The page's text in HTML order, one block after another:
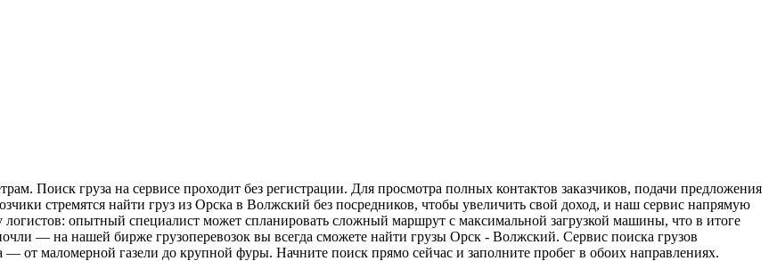
Поиск груза на сервисе проходит без регистрации. Для просмотра полных контактов заказчиков, подачи предложения
стремятся найти груз из Орска в Волжский без посредников, чтобы увеличить свой доход, и наш сервис напрямую
логистов: опытный специалист может спланировать сложный маршрут с максимальной загрузкой машины, что в итоге
— на нашей бирже грузоперевозок вы всегда сможете найти грузы Орск - Волжский. Сервис поиска грузов
— от маломерной газели до крупной фуры. Начните поиск прямо сейчас и заполните пробег в обоих направлениях.